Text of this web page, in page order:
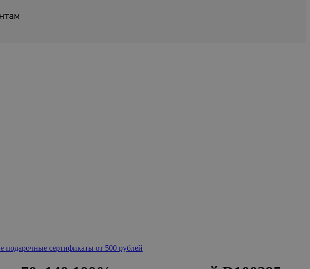
подарочные сертификаты от 500 рублей